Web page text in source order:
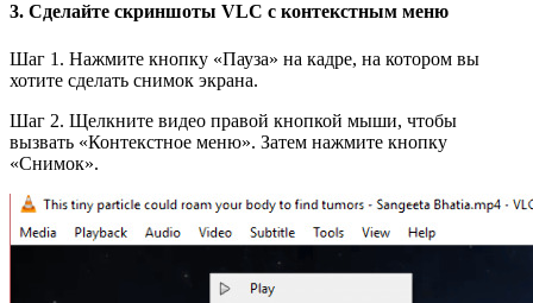
3. Сделайте скриншоты VLC с контекстным меню
Шаг 1. Нажмите кнопку «Пауза» на кадре, на котором вы
хотите сделать снимок экрана.
Шаг 2. Щелкните видео правой кнопкой мыши, чтобы
вызвать «Контекстное меню». Затем нажмите кнопку
«Снимок».